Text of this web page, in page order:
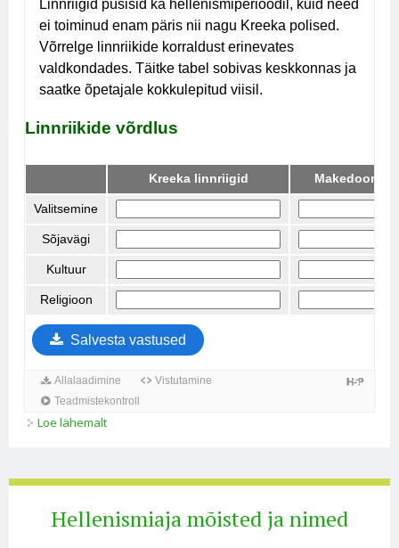
Loe lähemalt
Hellenismiaja mõisted ja nimed